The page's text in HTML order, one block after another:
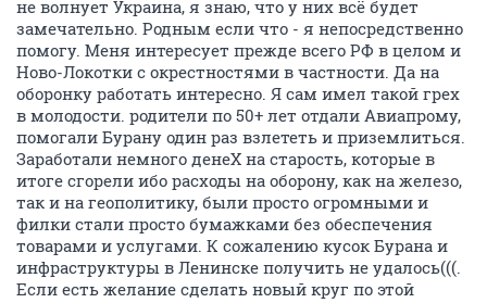
не волнует Украина, я знаю, что у них всё будет
замечательно. Родным если что - я непосредственно
помогу. Меня интересует прежде всего РФ в целом и
Ново-Локотки с окрестностями в частности. Да на
оборонку работать интересно. Я сам имел такой грех
в молодости. родители по 50+ лет отдали Авиапрому,
помогали Бурану один раз взлететь и приземлиться.
Заработали немного денеХ на старость, которые в
итоге сгорели ибо расходы на оборону, как на железо,
так и на геополитику, были просто огромными и
филки стали просто бумажками без обеспечения
товарами и услугами. К сожалению кусок Бурана и
инфраструктуры в Ленинске получить не удалось(((.
Если есть желание сделать новый круг по этой